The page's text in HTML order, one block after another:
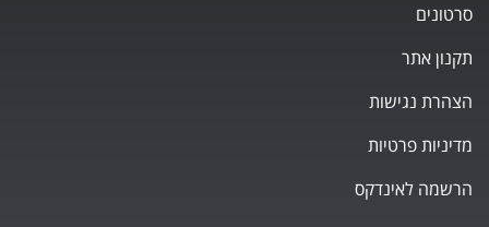
סרטונים
תקנון אתר
הצהרת נגישות
מדיניות פרטיות
הרשמה לאינדקס